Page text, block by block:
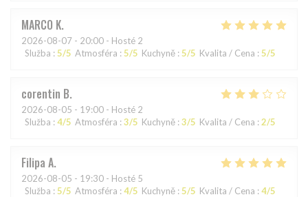
MARCO K
2026-08-07 - 20:00 - Hosté 2
Služba : 5/5 Atmosféra : 5/5 Kuchyně : 5/5 Kvalita / Cena : 5/5
corentin B
2026-08-05 - 19:00 - Hosté 2
Služba : 4/5 Atmosféra : 3/5 Kuchyně : 3/5 Kvalita / Cena : 2/5
Filipa A
2026-08-05 - 19:30 - Hosté 5
Služba : 5/5 Atmosféra : 4/5 Kuchyně : 5/5 Kvalita / Cena : 4/5